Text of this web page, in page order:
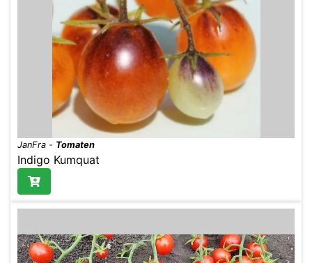
JanFra - Tomaten
Indigo Kumquat